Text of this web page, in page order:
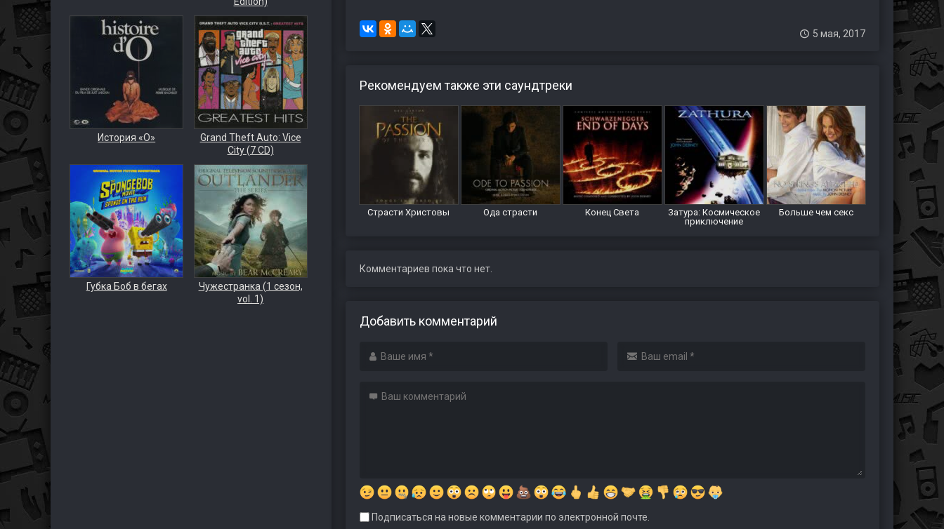
История «О»
Grand Theft Auto: Vice
City (7 CD)
Губка Боб в бегах
Чужестранка (1 сезон,
vol. 1)
5 мая, 2017
Рекомендуем также эти саундтреки
Страсти Христовы Ода страсти Конец Света
Затура: Космическое
приключение
Больше чем секс
Комментариев пока что нет.
Добавить комментарий
Подписаться на новые комментарии по электронной почте.